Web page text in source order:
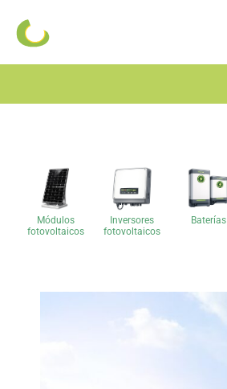
Módulos
fotovoltaicos
Inversores
fotovoltaicos
Baterías